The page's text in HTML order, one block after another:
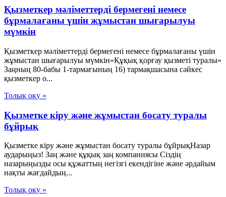
Қызметкер мәліметтерді бермегені немесе
бұрмалағаны үшiн жұмыстан шығарылуы
мүмкін
Қызметкер мәліметтерді бермегені немесе бұрмалағаны үшiн
жұмыстан шығарылуы мүмкін«Құқық қорғау қызметі туралы»
Заңның 80-бабы 1-тармағының 16) тармақшасына сәйкес
қызметкер о...
Толық оқу »
Қызметке кіру және жұмыстан босату туралы
бұйрық
Қызметке кіру және жұмыстан босату туралы бұйрықНазар
аударыңыз! Заң және құқық заң компаниясы Сіздің
назарыңызды осы құжаттың негізгі екендігіне және әрдайым
нақты жағдайдың...
Толық оқу »